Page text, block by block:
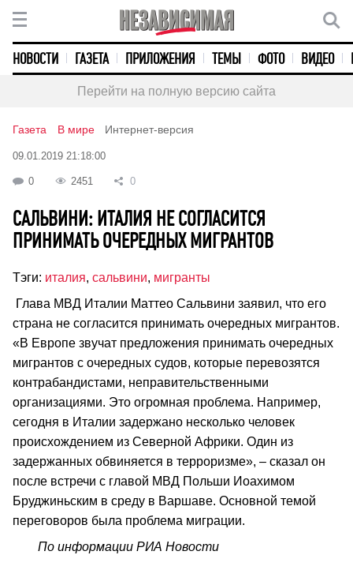
НОВОСТИ ГАЗЕТА ПРИЛОЖЕНИЯ ТЕМЫ ФОТО ВИДЕО
Перейти на полную версию сайта
Газета В мире Интернет-версия
09.01.2019 21:18:00
0 2451 0
САЛЬВИНИ: ИТАЛИЯ НЕ СОГЛАСИТСЯ
ПРИНИМАТЬ ОЧЕРЕДНЫХ МИГРАНТОВ
Тэги: италия, сальвини, мигранты
Глава МВД Италии Маттео Сальвини заявил, что его
страна не согласится принимать очередных мигрантов.
«В Европе звучат предложения принимать очередных
мигрантов с очередных судов, которые перевозятся
контрабандистами, неправительственными
организациями. Это огромная проблема. Например,
сегодня в Италии задержано несколько человек
происхождением из Северной Африки. Один из
задержанных обвиняется в терроризме», – сказал он
после встречи с главой МВД Польши Иоахимом
Бруджиньским в среду в Варшаве. Основной темой
переговоров была проблема миграции.
По информации РИА Новости